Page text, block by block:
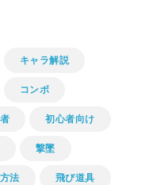
キャラ解説
コンボ
初心者向け
撃墜
法 飛び道具